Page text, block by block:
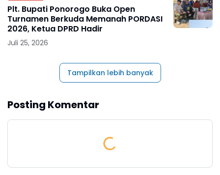
Plt. Bupati Ponorogo Buka Open
Turnamen Berkuda Memanah PORDASI
2026, Ketua DPRD Hadir
Juli 25, 2026
Tampilkan lebih banyak
Posting Komentar